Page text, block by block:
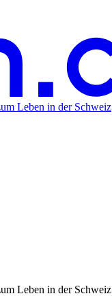
Leben in der Schweiz
Leben in der Schweiz